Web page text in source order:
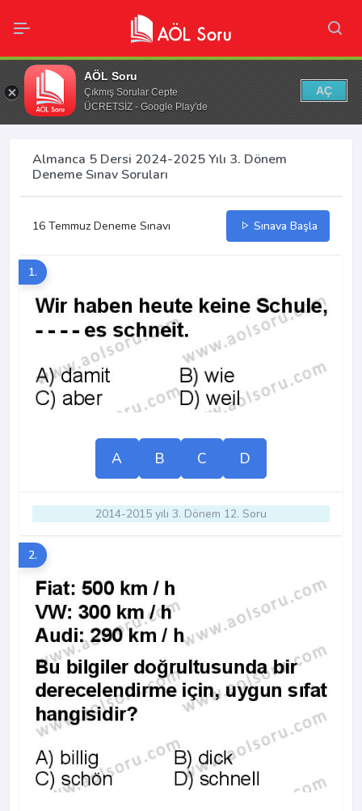
AÖL Soru
Çıkmış Sorular Cepte
ÜCRETSİZ - Google Play'de
AÇ
Almanca 5 Dersi 2024-2025 Yılı 3. Dönem
Deneme Sınav Soruları
16 Temmuz Deneme Sınavı Sınava Başla
1.
A B C D
2014-2015 yılı 3. Dönem 12. Soru
2.